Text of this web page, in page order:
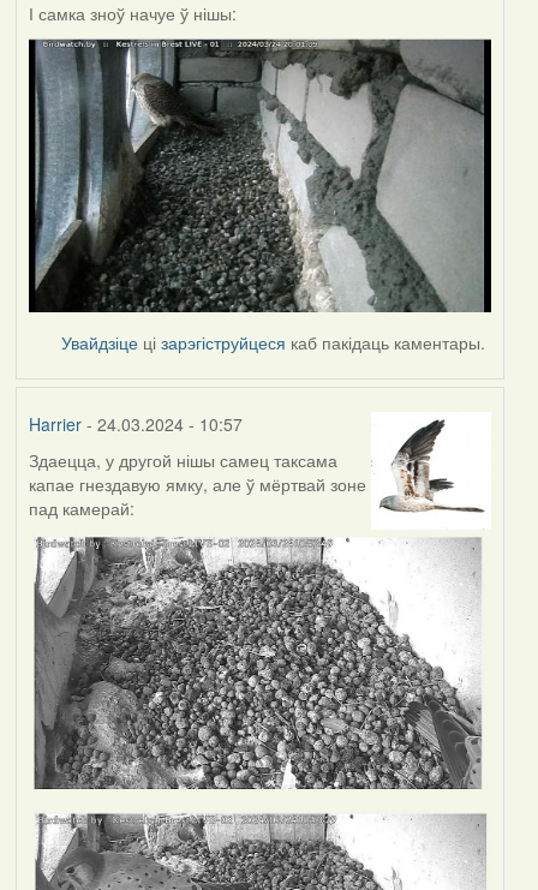
І самка зноў начуе ў нішы:
Увайдзіце цізарэгіструйцеся каб пакідаць каментары.
Harrier- 24.03.2024 - 10:57
Здаецца, у другой нішы самец таксама
капае гнездавую ямку, але ў мёртвай зоне
пад камерай: